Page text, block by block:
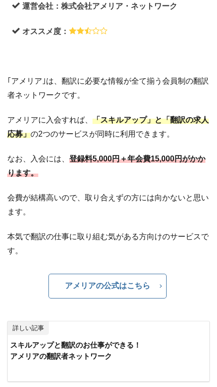
運営会社：株式会社アメリア・ネットワーク
オススメ度：
｢アメリア｣は、翻訳に必要な情報が全て揃う会員制の翻訳
者ネットワークです。
アメリアに入会すれば、 「スキルアップ」と「翻訳の求人
応募」の2つのサービスが同時に利用できます。
なお、入会には、 登録料5,000円＋年会費15,000円がかか
ります。
会費が結構高いので、取り合えずの方には向かないと思い
ます。
本気で翻訳の仕事に取り組む気がある方向けのサービスで
す。
アメリアの公式はこちら
詳しい記事
スキルアップと翻訳のお仕事ができる！
アメリアの翻訳者ネットワーク